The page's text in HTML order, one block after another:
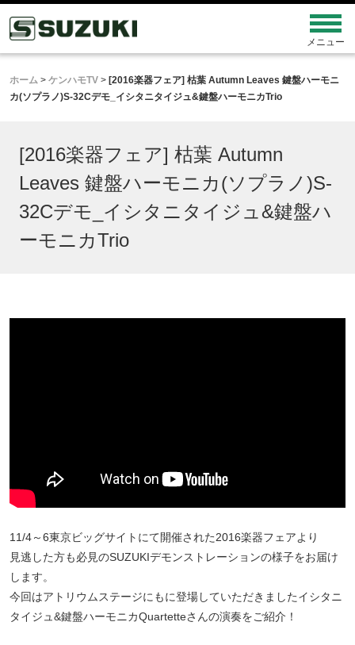
ホーム > ケンハモTV > [2016楽器フェア] 枯葉 Autumn Leaves 鍵盤ハーモニ
カ(ソプラノ)S-32Cデモ_イシタニタイジュ&鍵盤ハーモニカTrio
[2016楽器フェア] 枯葉 Autumn
Leaves 鍵盤ハーモニカ(ソプラノ)S-
32Cデモ_イシタニタイジュ&鍵盤ハ
ーモニカTrio
11/4～6東京ビッグサイトにて開催された2016楽器フェアより
見逃した方も必見のSUZUKIデモンストレーションの様子をお届け
します。
今回はアトリウムステージにもに登場していただきましたイシタニ
タイジュ&鍵盤ハーモニカQuartetteさんの演奏をご紹介！